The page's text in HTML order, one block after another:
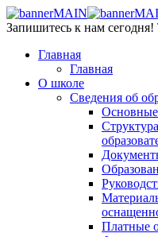
Запишитесь к нам сегодня!
Главная
Главная
О школе
Сведения об
Основные
Платные